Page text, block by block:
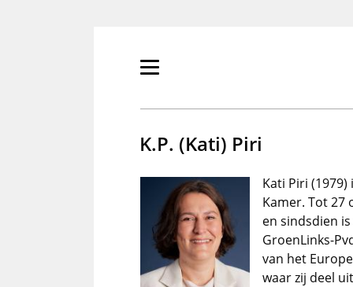
Primair
tonen/verbergen
K.P. (Kati) Piri
Kati Piri
Kamer. Tot 27
en sindsdien
GroenLinks-
van het
waar zij deel